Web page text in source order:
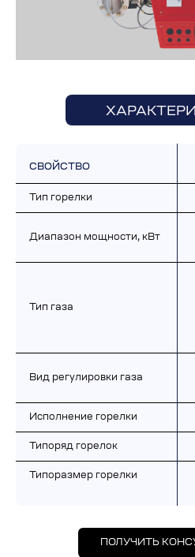
СВОЙСТВО
Тип горелки
Диапазон мощности, кВт
Тип газа
Вид регулировки газа
Исполнение горелки
Типоряд горелок
Типоразмер горелки
ПОЛУЧИТЬ